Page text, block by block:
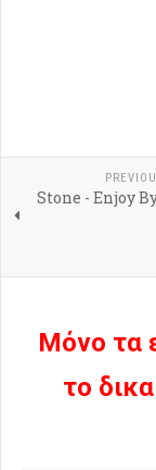
Stone - Enjoy
Μόνο τα
το